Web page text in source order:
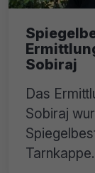
Sobiraj
Das
Sobiraj